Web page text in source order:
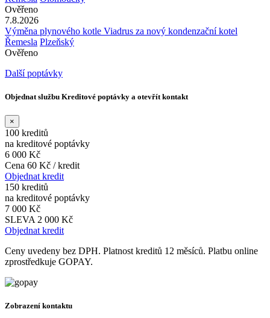
Ověřeno
7.8.2026
Výměna plynového kotle Viadrus za nový kondenzační kotel
Řemesla Plzeňský
Ověřeno
Další poptávky
Objednat službu Kreditové poptávky a otevřít kontakt
×
100 kreditů
na kreditové poptávky
6 000 Kč
Cena 60 Kč / kredit
Objednat kredit
150 kreditů
na kreditové poptávky
7 000 Kč
SLEVA 2 000 Kč
Objednat kredit
Ceny uvedeny bez DPH. Platnost kreditů 12 měsíců. Platbu online
zprostředkuje GOPAY.
Zobrazení kontaktu